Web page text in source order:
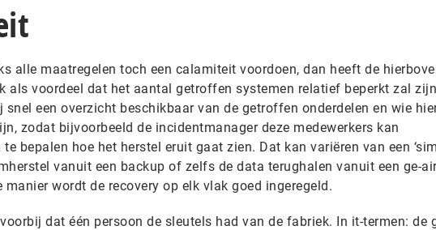
alle maatregelen toch een calamiteit voordoen, dan heeft de
als voordeel dat het aantal getroffen systemen relatief beperkt zal
snel een overzicht beschikbaar van de getroffen onderdelen en wie
zodat bijvoorbeeld de incidentmanager deze medewerkers kan
bepalen hoe het herstel eruit gaat zien. Dat kan variëren van een
vanuit een backup of zelfs de data terughalen vanuit een ge-
manier wordt de recovery op elk vlak goed ingeregeld.
dat één persoon de sleutels had van de fabriek. In it-termen: de